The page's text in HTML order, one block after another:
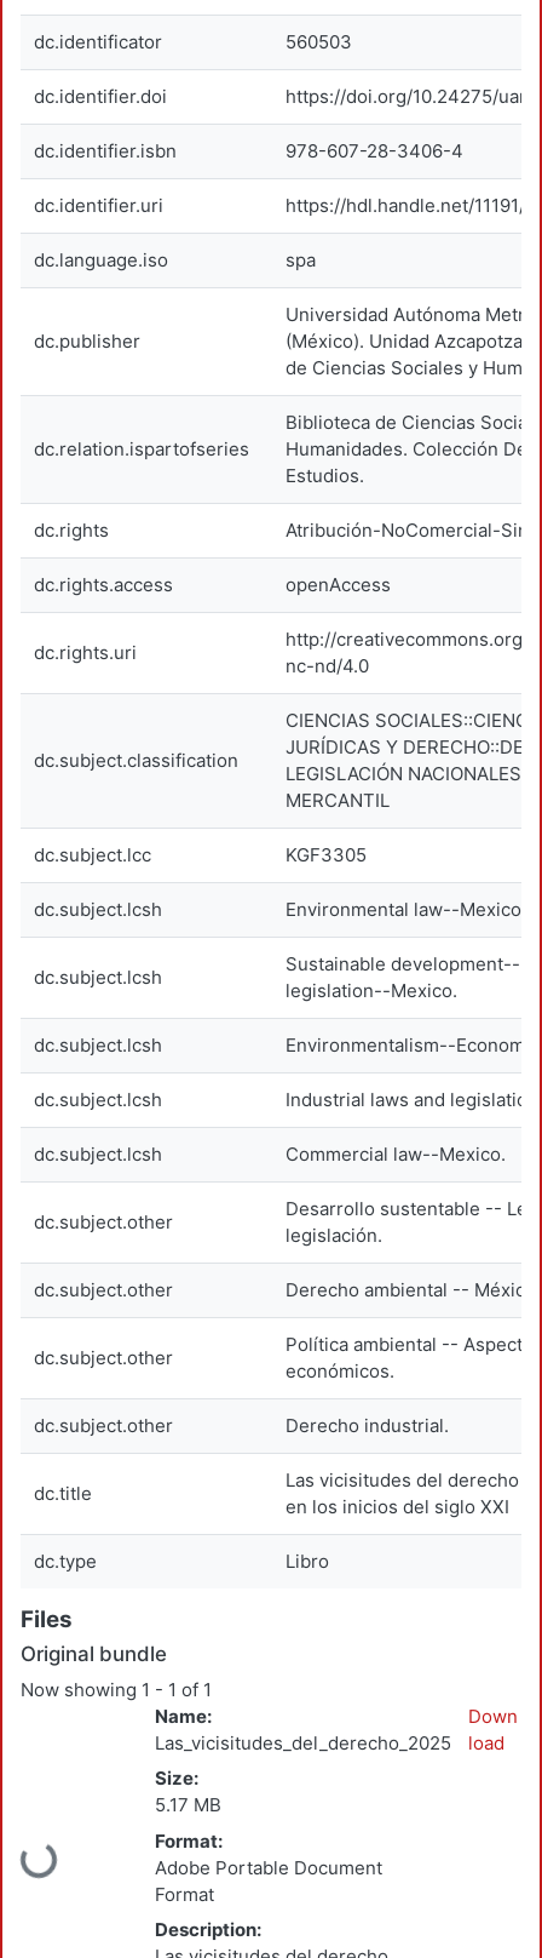
dc.identificator 560503
dc.identifier.doi https://doi.org/10.24275/
dc.identifier.isbn 978-607-28-3406-4
dc.identifier.uri https://hdl.handle.net/11191/
dc.language.iso spa
dc.publisher
Universidad Autónoma
(México). Unidad
de Ciencias Sociales y
dc.relation.ispartofseries
Biblioteca de Ciencias
Humanidades. Colección
Estudios.
dc.rights Atribución-NoComercial-
dc.rights.access openAccess
dc.rights.uri
http://creativecommons.org/
nc-nd/4.0
dc.subject.classification
CIENCIAS
JURÍDICAS Y
LEGISLACIÓN
MERCANTIL
dc.subject.lcc KGF3305
dc.subject.lcsh Environmental law--Mexico.
dc.subject.lcsh
Sustainable development--
legislation--Mexico.
dc.subject.lcsh Environmentalism--
dc.subject.lcsh Industrial laws and
dc.subject.lcsh Commercial law--Mexico.
dc.subject.other
Desarrollo sustentable --
legislación.
dc.subject.other Derecho ambiental -- México.
dc.subject.other
Política ambiental --
económicos.
dc.subject.other Derecho industrial.
dc.title
Las vicisitudes del derecho
en los inicios del siglo XXI
dc.type Libro
Files
Original bundle
Now showing 1 - 1 of 1
Loading...
Name:
Las_vicisitudes_del_derecho_2025.pdf
Size:
5.17 MB
Format:
Adobe Portable Document
Format
Description:
Down
load